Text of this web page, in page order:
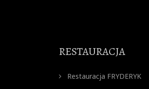
RESTAURACJA
Restauracja FRYDERYK